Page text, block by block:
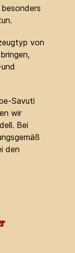
von
Savuti
wir
Bei
den